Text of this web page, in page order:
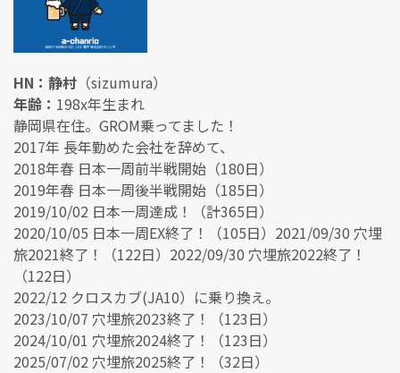
HN：静村 （sizumura）
年齢： 198x年生まれ
静岡県在住。GROM乗ってました！
2017年 長年勤めた会社を辞めて、
2018年春 日本一周前半戦開始（180日）
2019年春 日本一周後半戦開始（185日）
2019/10/02 日本一周達成！（計365日）
2020/10/05 日本一周EX終了！（105日）2021/09/30 穴埋
旅2021終了！（122日）2022/09/30 穴埋旅2022終了！
（122日）
2022/12 クロスカブ(JA10）に乗り換え。
2023/10/07 穴埋旅2023終了！（123日）
2024/10/01 穴埋旅2024終了！（123日）
2025/07/02 穴埋旅2025終了！（32日）